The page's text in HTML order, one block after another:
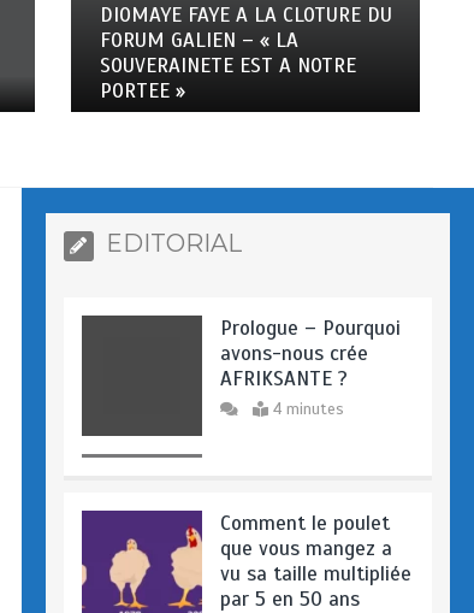
Bassirou Diomaye Faye à la
cloture du Forum Galien – » La
souveraineté Sanitaire est à
notre portée »
EDITORIAL
Prologue – Pourquoi
avons-nous crée
AFRIKSANTE ?
4 minutes
Comment le poulet
que vous mangez a
vu sa taille multipliée
par 5 en 50 ans